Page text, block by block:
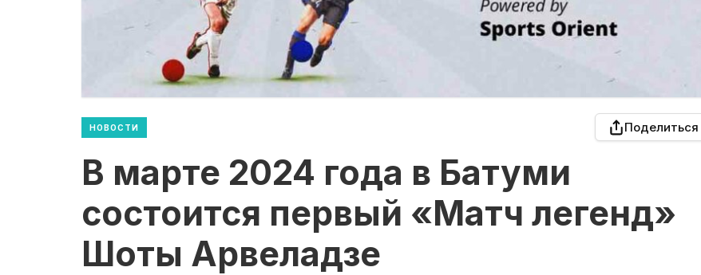
НОВОСТИ Поделиться
В марте 2024 года в Батуми
состоится первый «Матч легенд»
Шоты Арвеладзе